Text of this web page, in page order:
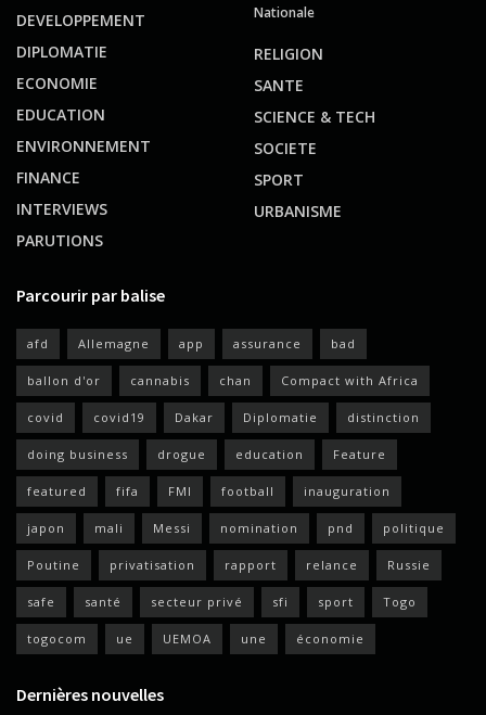
DEVELOPPEMENT
DIPLOMATIE
ECONOMIE
EDUCATION
ENVIRONNEMENT
FINANCE
INTERVIEWS
PARUTIONS
Nationale
RELIGION
SANTE
SCIENCE & TECH
SOCIETE
SPORT
URBANISME
Parcourir par balise
afd Allemagne app assurance bad
ballon d'or cannabis chan Compact with Africa
covid covid19 Dakar Diplomatie distinction
doing business drogue education Feature
featured fifa FMI football inauguration
japon mali Messi nomination pnd politique
Poutine privatisation rapport relance Russie
safe santé secteur privé sfi sport Togo
togocom ue UEMOA une économie
Dernières nouvelles